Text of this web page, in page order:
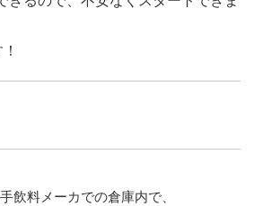
飲料メーカでの倉庫内で、